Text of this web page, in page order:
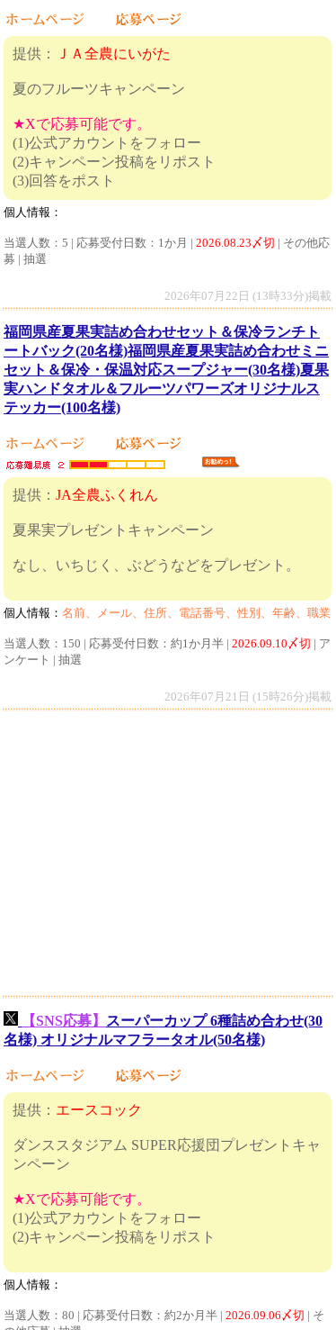
提供： ＪＡ全農にいがた
夏のフルーツキャンペーン
★Xで応募可能です。
(1)公式アカウントをフォロー
(2)キャンペーン投稿をリポスト
(3)回答をポスト
個人情報：
当選人数：5 | 応募受付日数：1か月 | 2026.08.23〆切 | その他応
募 | 抽選
2026年07月22日 (13時33分)掲載
福岡県産夏果実詰め合わせセット＆保冷ランチト
ートバック(20名様)福岡県産夏果実詰め合わせミニ
セット＆保冷・保温対応スープジャー(30名様)夏果
実ハンドタオル＆フルーツパワーズオリジナルス
テッカー(100名様)
提供： JA全農ふくれん
夏果実プレゼントキャンペーン
なし、いちじく、ぶどうなどをプレゼント。
個人情報： 名前、メール、住所、電話番号、性別、年齢、職業
当選人数：150 | 応募受付日数：約1か月半 | 2026.09.10〆切 | ア
ンケート | 抽選
2026年07月21日 (15時26分)掲載
【SNS応募】
スーパーカップ 6種詰め合わせ(30
名様) オリジナルマフラータオル(50名様)
提供： エースコック
ダンススタジアム SUPER応援団プレゼントキャ
ンペーン
★Xで応募可能です。
(1)公式アカウントをフォロー
(2)キャンペーン投稿をリポスト
個人情報：
当選人数：80 | 応募受付日数：約2か月半 | 2026.09.06〆切 | そ